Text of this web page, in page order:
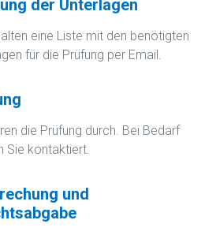
der Unterlagen
eine Liste mit den benötigten
für die Prüfung per Email.
die Prüfung durch. Bei Bedarf
Sie kontaktiert.
und